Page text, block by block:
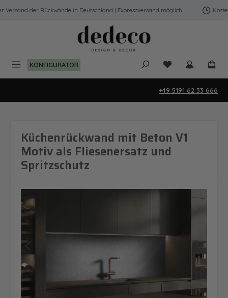
Zum Hauptinhalt springen
der Rückwände in Deutschland | Expressversand möglich
KONFIGURATOR Du hast 0
+49 5191 62 33 666
Küchenrückwand mit Beton V1
Motiv als Fliesenersatz und
Spritzschutz